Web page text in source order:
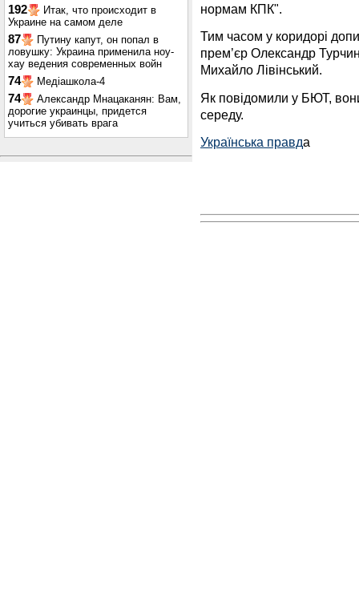
192
Итак, что происходит в
Украине на самом деле
87
Путину капут, он попал в
ловушку: Украина применила ноу-
хау ведения современных войн
74 Медіашкола-4
74
Александр Мнацаканян: Вам,
дорогие украинцы, придется
учиться убивать врага
нормам КПК".
Тим часом у коридорі
прем’єр Олександр
Михайло Лівінський.
Як повідомили у БЮТ,
середу.
Українська правда